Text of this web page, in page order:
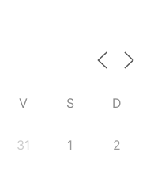
V S D
31 1 2